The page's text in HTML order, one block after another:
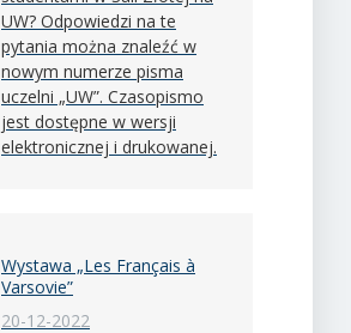
UW? Odpowiedzi na te
pytania można znaleźć w
nowym numerze pisma
uczelni „UW”. Czasopismo
jest dostępne w wersji
elektronicznej i drukowanej.
Wystawa „Les Français à
Varsovie”
20-12-2022